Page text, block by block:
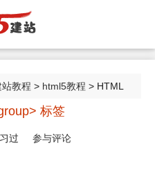
站教程 > html5教程 > HTML
标签
习过 参与评论